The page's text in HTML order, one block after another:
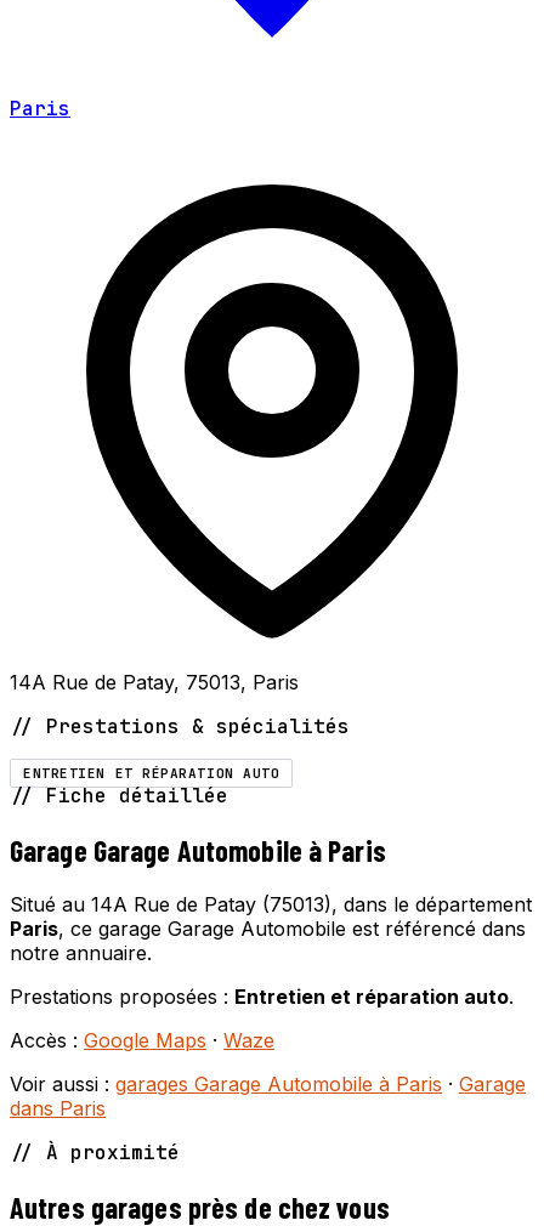
Paris
14A Rue de Patay, 75013, Paris
// Prestations & spécialités
ENTRETIEN ET RÉPARATION AUTO
// Fiche détaillée
Garage Garage Automobile à Paris
Situé au 14A Rue de Patay (75013), dans le département
Paris, ce garage Garage Automobile est référencé dans
notre annuaire.
Prestations proposées : Entretien et réparation auto.
Accès : Google Maps · Waze
Voir aussi : garages Garage Automobile à Paris · Garage
dans Paris
// À proximité
Autres garages près de chez vous